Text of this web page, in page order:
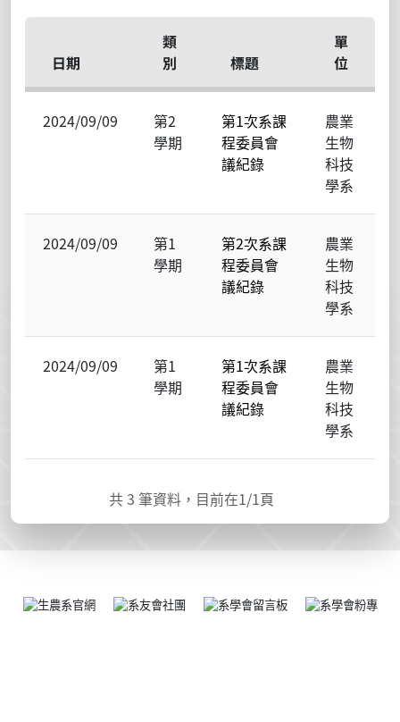
日期
類
別
標題
單
位
2024/09/09
第2
學期
第1次系課
程委員會
議紀錄
農業
生物
科技
學系
2024/09/09
第1
學期
第2次系課
程委員會
議紀錄
農業
生物
科技
學系
2024/09/09
第1
學期
第1次系課
程委員會
議紀錄
農業
生物
科技
學系
共3 筆資料，目前在1/1頁